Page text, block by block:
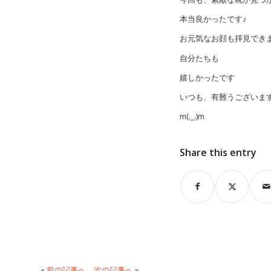
本当良かったです♪
お元気なお顔も拝見でき
自分たちも
嬉しかったです
いつも、有難うございま
m(._.)m
Share this entry